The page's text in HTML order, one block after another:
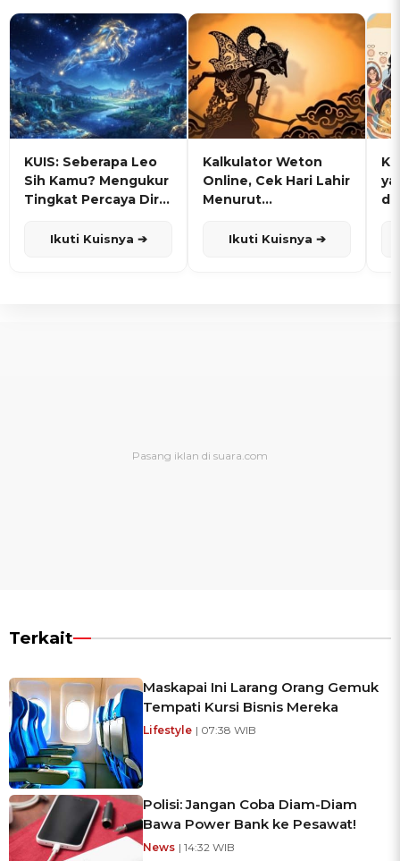
KUIS: Seberapa Leo
Sih Kamu? Mengukur
Tingkat Percaya Diri
Ikuti Kuisnya ➔
Kalkulator Weton
Online, Cek Hari Lahir
Menurut
Ikuti Kuisnya ➔
Terkait
Maskapai Ini Larang Orang Gemuk
Tempati Kursi Bisnis Mereka
Lifestyle | 07:38 WIB
Polisi: Jangan Coba Diam-Diam
Bawa Power Bank ke Pesawat!
News | 14:32 WIB